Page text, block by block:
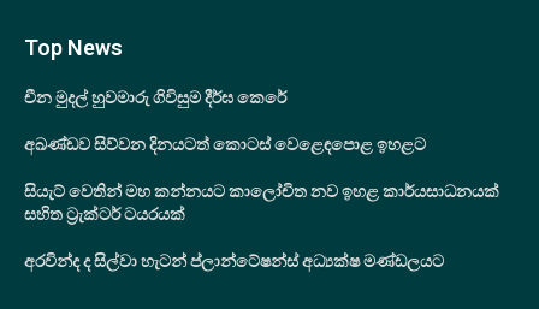
Top News
චීන මුදල් හුවමාරු ගිවිසුම දීර්ඝ කෙරේ
අඛණ්ඩව සිව්වන දිනයටත් කොටස් වෙළෙඳපොළ ඉහළට
සියැට් වෙතින් මහ කන්නයට කාලෝචිත නව ඉහළ කාර්යසාධනයක්
සහිත ට්‍රැක්ටර් ටයරයක්
අරවින්ද ද සිල්වා හැටන් ප්ලාන්ටේෂන්ස් අධ්‍යක්ෂ මණ්ඩලයට